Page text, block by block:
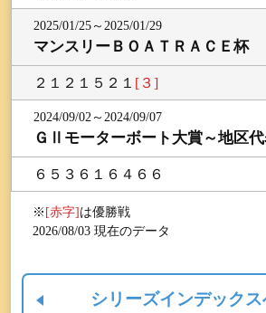
2025/01/25～2025/01/29
マンスリーＢＯＡＴＲＡＣＥ杯
２１２１５２１ [３]
2024/09/02～2024/09/07
ＧⅡモーターボート大賞～地区代
６５３６１６４６６
※[赤字]は優勝戦
2026/08/03 現在のデータ
シリーズインデック